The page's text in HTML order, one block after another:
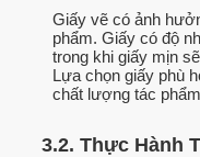
Giấy vẽ có ảnh
phẩm. Giấy có độ
trong khi giấy mịn
Lựa chọn giấy phù
chất lượng tác
3.2. Thực Hành